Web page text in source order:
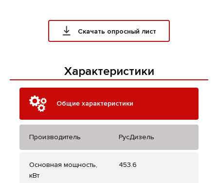
Скачать опросный лист
Характеристики
Общие характеристики
Производитель РусДизель
Основная мощность,
кВт
453.6